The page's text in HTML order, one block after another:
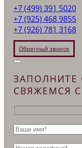
+7 (499) 391 5020
+7 (925) 468 9855
+7 (926) 781 3168
Обратный звонок
СВЯЖЕМСЯ